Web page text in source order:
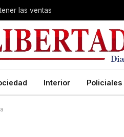
las ventas
Interior Policiales